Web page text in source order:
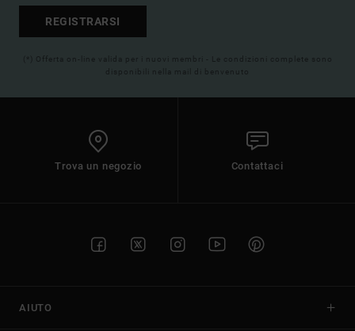
REGISTRARSI
(*) Offerta on-line valida per i nuovi membri - Le condizioni complete sono
disponibili nella mail di benvenuto
Trova un negozio Contattaci
AIUTO